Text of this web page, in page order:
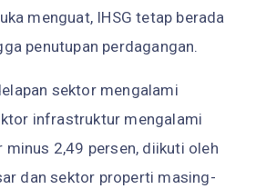
menguat, IHSG tetap berada
penutupan perdagangan.
sektor mengalami
infrastruktur mengalami
minus 2,49 persen, diikuti oleh
dan sektor properti masing-